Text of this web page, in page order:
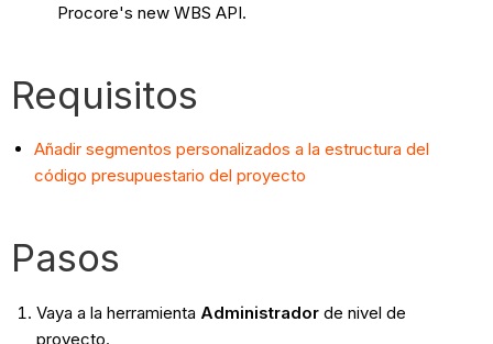
Procore's new WBS API.
Requisitos
Añadir segmentos personalizados a la estructura del
código presupuestario del proyecto
Pasos
Vaya a la herramienta Administradorde nivel de
proyecto.